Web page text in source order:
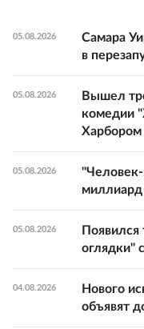
05.08.2026
Самара
в
05.08.2026
Вышел
комедии
Харбором
05.08.2026
миллиард
05.08.2026
оглядки"
04.08.2026
Нового
объявят